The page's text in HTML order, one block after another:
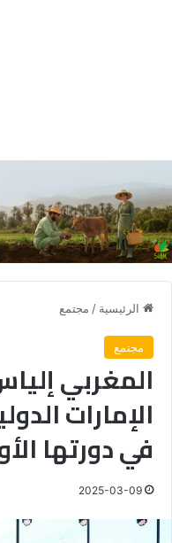
الرئيسية / مجتمع
مجتمع
المغربي
الإمارات
في دورتها
2025-03-09